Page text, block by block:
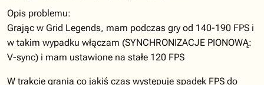
Opis problemu:
Grając w Grid Legends, mam podczas gry od 140-190 FPS i
w takim wypadku włączam (SYNCHRONIZACJE PIONOWĄ:
V-sync) i mam ustawione na stałe 120 FPS
W trakcie grania co jakiś czas występuje spadek FPS do